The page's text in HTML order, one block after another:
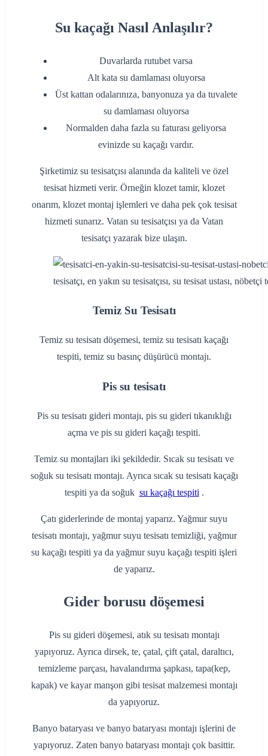
Su kaçağı Nasıl Anlaşılır?
Duvarlarda rutubet varsa
Alt kata su damlaması oluyorsa
Üst kattan odalarınıza, banyonuza ya da tuvalete
su damlaması oluyorsa
Normalden daha fazla su faturası geliyorsa
evinizde su kaçağı vardır.
Şirketimiz su tesisatçısı alanında da kaliteli ve özel
tesisat hizmeti verir. Örneğin klozet tamir, klozet
onarım, klozet montaj işlemleri ve daha pek çok tesisat
hizmeti sunarız. Vatan su tesisatçısı ya da Vatan
tesisatçı yazarak bize ulaşın.
tesisatçı, en yakın su tesisatçısı, su tesisat ustası, nöbetçi
Temiz Su Tesisatı
Temiz su tesisatı döşemesi, temiz su tesisatı kaçağı
tespiti, temiz su basınç düşürücü montajı.
Pis su tesisatı
Pis su tesisatı gideri montajı, pis su gideri tıkanıklığı
açma ve pis su gideri kaçağı tespiti.
Temiz su montajları iki şekildedir. Sıcak su tesisatı ve
soğuk su tesisatı montajı. Ayrıca sıcak su tesisatı kaçağı
tespiti ya da soğuk su kaçağı tespiti .
Çatı giderlerinde de montaj yaparız. Yağmur suyu
tesisatı montajı, yağmur suyu tesisatı temizliği, yağmur
su kaçağı tespiti ya da yağmur suyu kaçağı tespiti işleri
de yaparız.
Gider borusu döşemesi
Pis su gideri döşemesi, atık su tesisatı montajı
yapıyoruz. Ayrıca dirsek, te, çatal, çift çatal, daraltıcı,
temizleme parçası, havalandırma şapkası, tapa(kep,
kapak) ve kayar manşon gibi tesisat malzemesi montajı
da yapıyoruz.
Banyo bataryası ve banyo bataryası montajı işlerini de
yapıyoruz. Zaten banyo bataryası montajı çok basittir.